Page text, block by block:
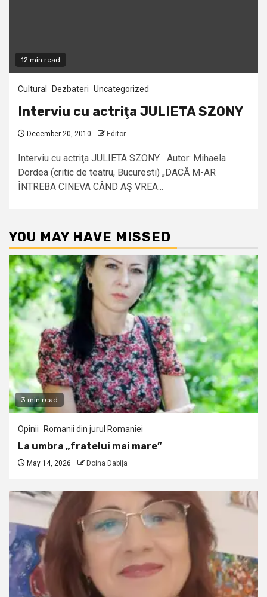
12 min read
Cultural Dezbateri Uncategorized
Interviu cu actriţa JULIETA SZONY
December 20, 2010 Editor
Interviu cu actriţa JULIETA SZONY Autor: Mihaela
Dordea (critic de teatru, Bucuresti) „DACĂ M-AR
ÎNTREBA CINEVA CÂND AŞ VREA...
YOU MAY HAVE MISSED
3 min read
Opinii Romanii din jurul Romaniei
La umbra „fratelui mai mare”
May 14, 2026 Doina Dabija